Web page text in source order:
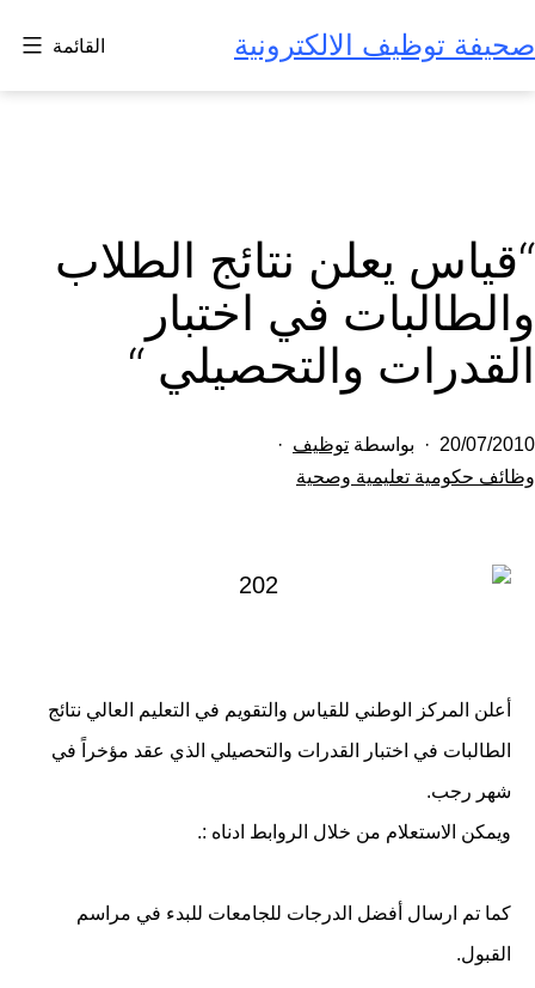
إلى
المحتوى
صحيفة توظيف الالكترونية القائمة
“قياس يعلن نتائج الطلاب
والطالبات في اختبار
القدرات والتحصيلي “
تم
النشر
20/07/2010 بواسطة توظيف
مصنف
وظائف حكومية تعليمية وصحية
أعلن المركز الوطني للقياس والتقويم في التعليم العالي نتائج
الطالبات في اختبار القدرات والتحصيلي الذي عقد مؤخراً في
شهر رجب.
ويمكن الاستعلام من خلال الروابط ادناه :.
كما تم ارسال أفضل الدرجات للجامعات للبدء في مراسم
القبول.